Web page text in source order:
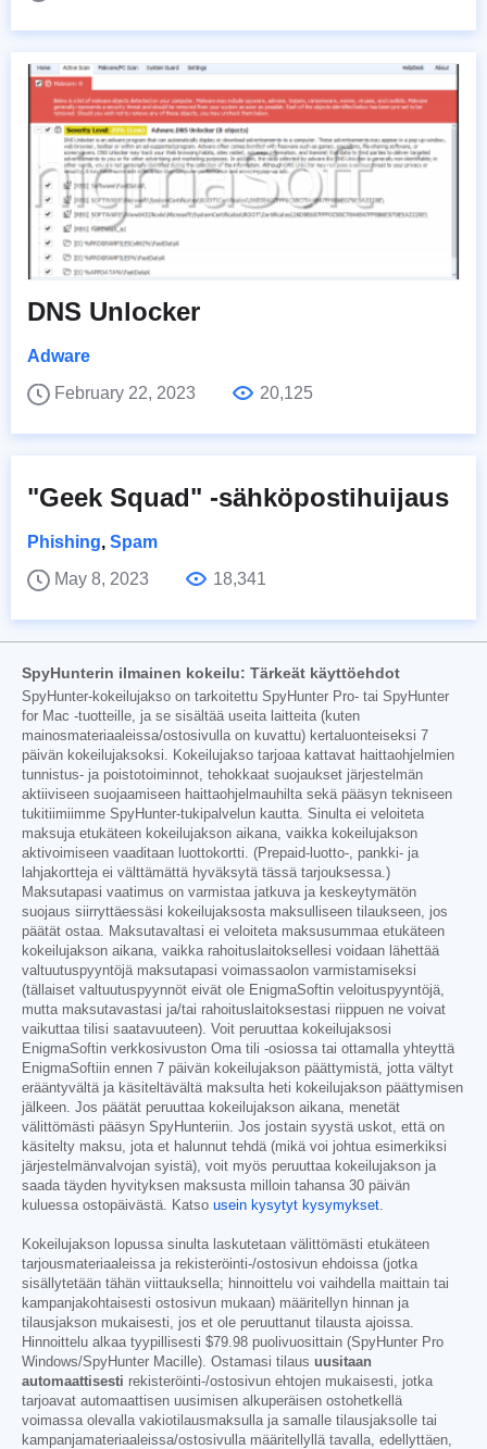
DNS Unlocker
Adware
February 22, 2023
20,125
"Geek Squad" -sähköpostihuijaus
Phishing, Spam
May 8, 2023
18,341
SpyHunterin ilmainen kokeilu: Tärkeät käyttöehdot
SpyHunter-kokeilujakso on tarkoitettu SpyHunter Pro- tai SpyHunter
for Mac -tuotteille, ja se sisältää useita laitteita (kuten
mainosmateriaaleissa/ostosivulla on kuvattu) kertaluonteiseksi 7
päivän kokeilujaksoksi. Kokeilujakso tarjoaa kattavat haittaohjelmien
tunnistus- ja poistotoiminnot, tehokkaat suojaukset järjestelmän
aktiiviseen suojaamiseen haittaohjelmauhilta sekä pääsyn tekniseen
tukitiimiimme SpyHunter-tukipalvelun kautta. Sinulta ei veloiteta
maksuja etukäteen kokeilujakson aikana, vaikka kokeilujakson
aktivoimiseen vaaditaan luottokortti. (Prepaid-luotto-, pankki- ja
lahjakortteja ei välttämättä hyväksytä tässä tarjouksessa.)
Maksutapasi vaatimus on varmistaa jatkuva ja keskeytymätön
suojaus siirryttäessäsi kokeilujaksosta maksulliseen tilaukseen, jos
päätät ostaa. Maksutavaltasi ei veloiteta maksusummaa etukäteen
kokeilujakson aikana, vaikka rahoituslaitoksellesi voidaan lähettää
valtuutuspyyntöjä maksutapasi voimassaolon varmistamiseksi
(tällaiset valtuutuspyynnöt eivät ole EnigmaSoftin veloituspyyntöjä,
mutta maksutavastasi ja/tai rahoituslaitoksestasi riippuen ne voivat
vaikuttaa tilisi saatavuuteen). Voit peruuttaa kokeilujaksosi
EnigmaSoftin verkkosivuston Oma tili -osiossa tai ottamalla yhteyttä
EnigmaSoftiin ennen 7 päivän kokeilujakson päättymistä, jotta vältyt
erääntyvältä ja käsiteltävältä maksulta heti kokeilujakson päättymisen
jälkeen. Jos päätät peruuttaa kokeilujakson aikana, menetät
välittömästi pääsyn SpyHunteriin. Jos jostain syystä uskot, että on
käsitelty maksu, jota et halunnut tehdä (mikä voi johtua esimerkiksi
järjestelmänvalvojan syistä), voit myös peruuttaa kokeilujakson ja
saada täyden hyvityksen maksusta milloin tahansa 30 päivän
kuluessa ostopäivästä. Katso usein kysytyt kysymykset
Kokeilujakson lopussa sinulta laskutetaan välittömästi etukäteen
tarjousmateriaaleissa ja rekisteröinti-/ostosivun ehdoissa (jotka
sisällytetään tähän viittauksella; hinnoittelu voi vaihdella maittain tai
kampanjakohtaisesti ostosivun mukaan) määritellyn hinnan ja
tilausjakson mukaisesti, jos et ole peruuttanut tilausta ajoissa.
Hinnoittelu alkaa tyypillisesti $79.98 puolivuosittain (SpyHunter Pro
Windows/SpyHunter Macille). Ostamasi tilaus uusitaan
automaattisesti rekisteröinti-/ostosivun ehtojen mukaisesti, jotka
tarjoavat automaattisen uusimisen alkuperäisen ostohetkellä
voimassa olevalla vakiotilausmaksulla ja samalle tilausjaksolle tai
kampanjamateriaaleissa/ostosivulla määritellyllä tavalla, edellyttäen,